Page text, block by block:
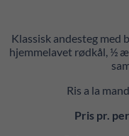
Klassisk andesteg med
hjemmelavet rødkål, ½
Ris a la
Pris pr.